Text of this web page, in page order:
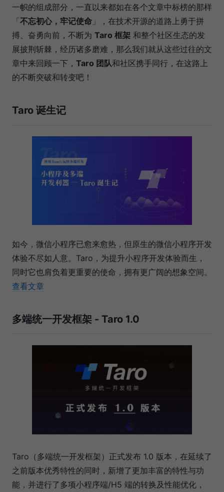
一帜的组成部分，一直以来都如在各个文章中标榜的那样
「不忘初心，牢记使命 」，在技术开源的道路上勇于拼
搏、奋勇向前，不断为 Taro 框架 和整个社区生态的发
展披荆斩棘，经历诸多磨难，那么我们就从这些过往的文
章中来回顾一下， Taro 团队和社区携手同行，在这路上
的不断突破和转变吧！
Taro 诞生记
如今，微信小程序已愈来愈热，但原生的微信小程序开发
体验不尽如人意。Taro，为提升小程序开发体验而生，
同时它也肩负着更重要的使命，拥有更广阔的想象空间。
查看文章
多端统一开发框架 - Taro 1.0
Taro（多端统一开发框架）正式发布 1.0 版本，在延续了
之前版本优秀特性的同时，新增了更加丰富的特性与功
能，并进行了多项小程序端/H5 端的转换及性能优化，